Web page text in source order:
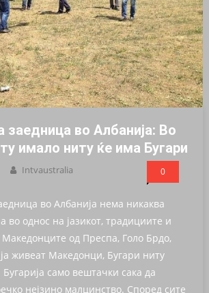
заедница во Албанија: Во
имало ниту ќе има Бугари
Intvaustralia 0
во Албанија нема никаква
во однос на јазикот, традициите и
Македонците од Преспа, Голо Брдо,
живеат Македонци, Бугари ниту
само вештачки сака да
нејзино малцинство. Според сите